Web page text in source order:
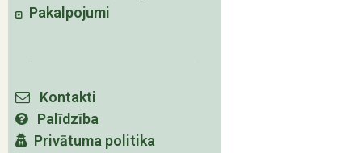
Pakalpojumi
Kontakti
Palīdzība
Privātuma politika